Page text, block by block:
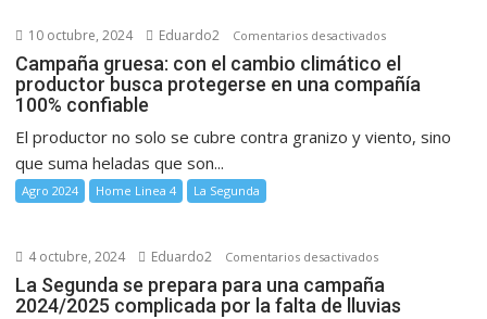
10 octubre, 2024 Eduardo2 Comentarios desactivadosen
Campaña
gruesa:
Campaña gruesa: con el cambio climático el
productor busca protegerse en una compañía
100% confiable
El productor no solo se cubre contra granizo y viento, sino
que suma heladas que son...
Agro 2024 Home Linea 4 La Segunda
4 octubre, 2024 Eduardo2 Comentarios desactivadosen
La
Segunda
La Segunda se prepara para una campaña
2024/2025 complicada por la falta de lluvias